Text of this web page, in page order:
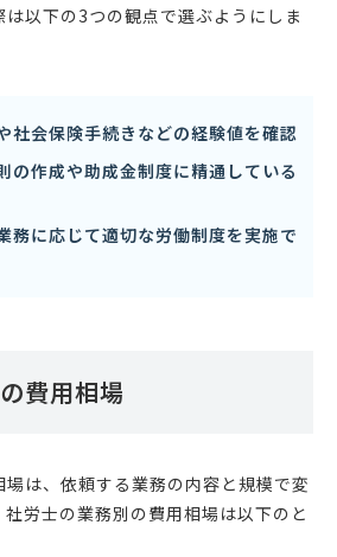
以下の3つの観点で選ぶようにしま
社会保険手続きなどの経験値を確認
の作成や助成金制度に精通している
務に応じて適切な労働制度を実施で
費用相場
は、依頼する業務の内容と規模で変
労士の業務別の費用相場は以下のと